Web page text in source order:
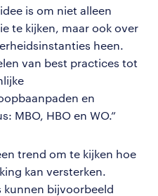
is om niet alleen
te kijken, maar ook over
heen.
van best practices tot
en
MBO, HBO en WO.”
trend om te kijken hoe
kan versterken.
bijvoorbeeld